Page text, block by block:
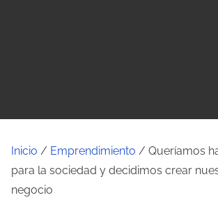
Inicio / Emprendimiento / Queríamos
para la sociedad y decidimos crear
negocio